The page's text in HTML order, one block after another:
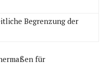
Begrenzung der
für